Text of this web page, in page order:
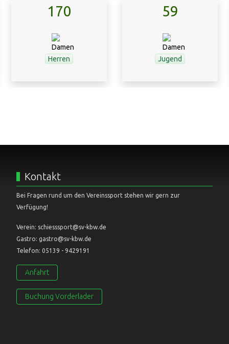
170
Herren
59
Jugend
Kontakt
Bei Fragen rund um den Vereinssport stehen wir gern zur
Verfügung!
Verein: schiesssport@sv-kbw.de
Gastro: gastro@sv-kbw.de
Telefon: 05139 - 9429191
Anfahrt
Buchung Vorderlader